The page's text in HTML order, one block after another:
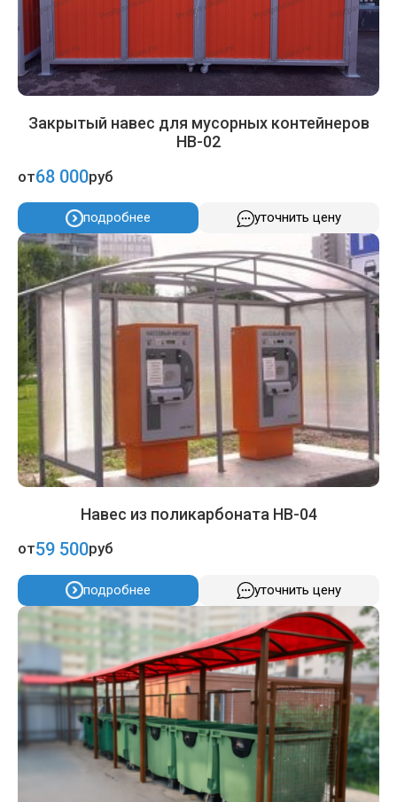
Закрытый навес для мусорных контейнеров
НВ-02
от68 000руб
подробнее уточнить цену
Навес из поликарбоната НВ-04
от59 500руб
подробнее уточнить цену